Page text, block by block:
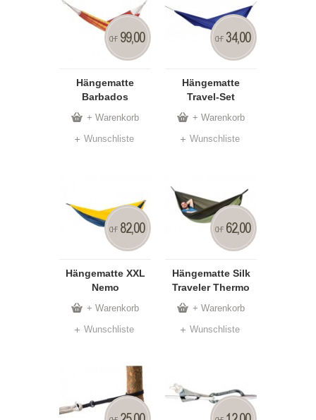
Hängematte
Barbados
CHF 99,00
+ Warenkorb
Wunschliste
Hängematte
Travel-Set
CHF 34,00
+ Warenkorb
Wunschliste
Hängematte XXL
Nemo
CHF 82,00
+ Warenkorb
Wunschliste
Hängematte Silk
Traveler Thermo
CHF 62,00
+ Warenkorb
Wunschliste